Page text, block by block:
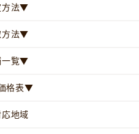
法▼
法▼
覧▼
格表▼
地域